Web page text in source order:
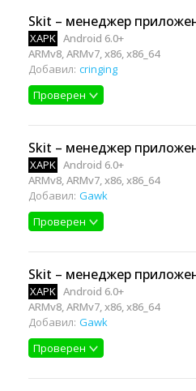
Skit – менеджер
XAPK Android 6.0+
ARMv8, ARMv7, x86, x86_64
Добавил: cringing
Проверен
Skit – менеджер
XAPK Android 6.0+
ARMv8, ARMv7, x86, x86_64
Добавил: Gawk
Проверен
Skit – менеджер
XAPK Android 6.0+
ARMv8, ARMv7, x86, x86_64
Добавил: Gawk
Проверен